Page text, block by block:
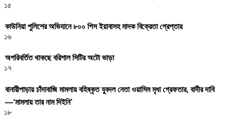
১৫
কাউনিয়া পুলিশের অভিযানে ৮০০ পিস ইয়াবাসহ মাদক বিক্রেতা গ্রেপ্তার
১৬
অপরিবর্তিত থাকছে বরিশাল সিটির অটো ভাড়া
১৭
বানারীপাড়ায় চাঁদাবাজি মামলায় বহিষ্কৃত যুবদল নেতা ওয়াসিম মৃধা গ্রেফতার, বাদীর দাবি
—‘মামলায় তার নাম দিইনি’
১৮